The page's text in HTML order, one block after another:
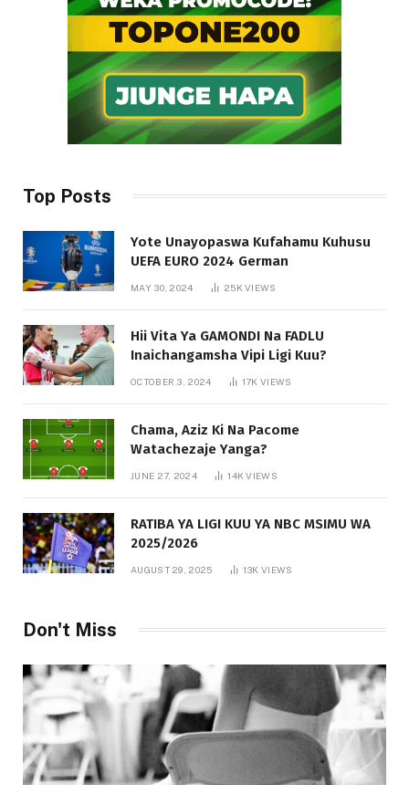
Top Posts
Yote Unayopaswa Kufahamu Kuhusu
UEFA EURO 2024 German
MAY 30, 2024 25KVIEWS
Hii Vita Ya GAMONDI Na FADLU
Inaichangamsha Vipi Ligi Kuu?
OCTOBER 3, 2024 17KVIEWS
Chama, Aziz Ki Na Pacome
Watachezaje Yanga?
JUNE 27, 2024 14KVIEWS
RATIBA YA LIGI KUU YA NBC MSIMU WA
2025/2026
AUGUST 29, 2025 13KVIEWS
Don't Miss